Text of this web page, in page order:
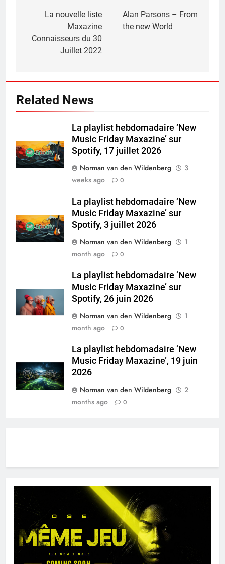
navigation
La nouvelle liste
Maxazine
Connaisseurs du 30
Juillet 2022
Alan Parsons – From
the new World
Related News
La playlist hebdomadaire ‘New
Music Friday Maxazine’ sur
Spotify, 17 juillet 2026
Norman van den Wildenberg
3
weeks ago
0
La playlist hebdomadaire ‘New
Music Friday Maxazine’ sur
Spotify, 3 juillet 2026
Norman van den Wildenberg
1
month ago
0
La playlist hebdomadaire ‘New
Music Friday Maxazine’ sur
Spotify, 26 juin 2026
Norman van den Wildenberg
1
month ago
0
La playlist hebdomadaire ‘New
Music Friday Maxazine’, 19 juin
2026
Norman van den Wildenberg
2
months ago
0